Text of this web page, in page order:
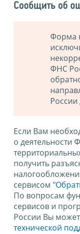
Сообщить об
Форма
ФНС
России
Если Вам
о деятельности
получить
сервисом
По вопросам
сервисов и
России Вы
технической